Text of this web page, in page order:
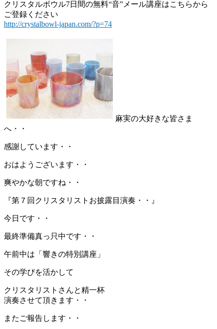
クリスタルボウル7日間の無料“音”メール講座はこちらから
ご登録ください
http://crystalbowl-japan.com/?p=74
麻実の大好きな皆さま
へ・・
感謝しています・・
おはようございます・・
爽やかな朝ですね・・
『第７回クリスタリストお披露目演奏・・』
今日です・・
最終準備真っ只中です・・
午前中は「響きの特別講座」
その学びを活かして
クリスタリストさんと精一杯
演奏させて頂きます・・
またご報告します・・